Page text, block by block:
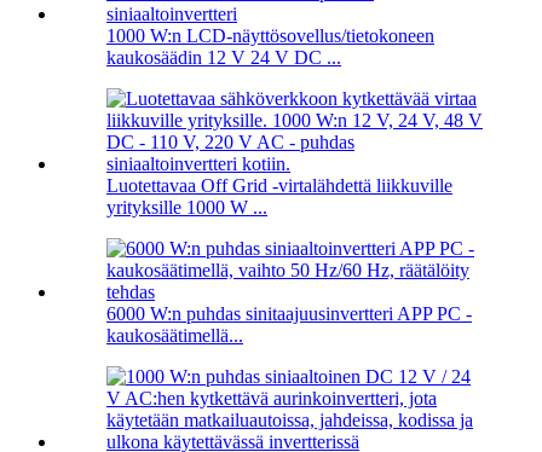
1000 W:n LCD-näyttösovellus/tietokoneen
kaukosäädin 12 V 24 V DC ...
Luotettavaa Off Grid -virtalähdettä liikkuville
yrityksille 1000 W ...
6000 W:n puhdas sinitaajuusinvertteri APP PC -
kaukosäätimellä...